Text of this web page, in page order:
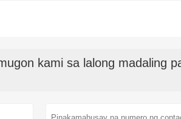
kami sa lalong madaling